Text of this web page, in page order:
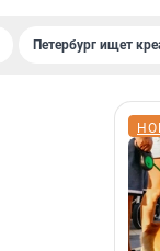
Петербург ищет